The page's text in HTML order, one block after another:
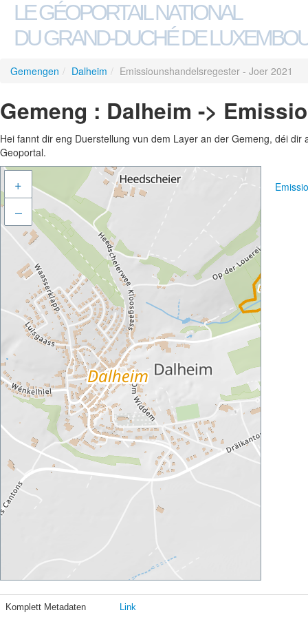
LE GÉOPORTAIL NATIONAL
DU GRAND-DUCHÉ DE
Gemengen / Dalheim / Emissiounshandelsregester - Joer 2021
Gemeng : Dalheim ->
Hei fannt dir eng Duerstellung vun dem Layer an der Gemeng, déi
Geoportal.
+
–
Komplett Metadaten Link